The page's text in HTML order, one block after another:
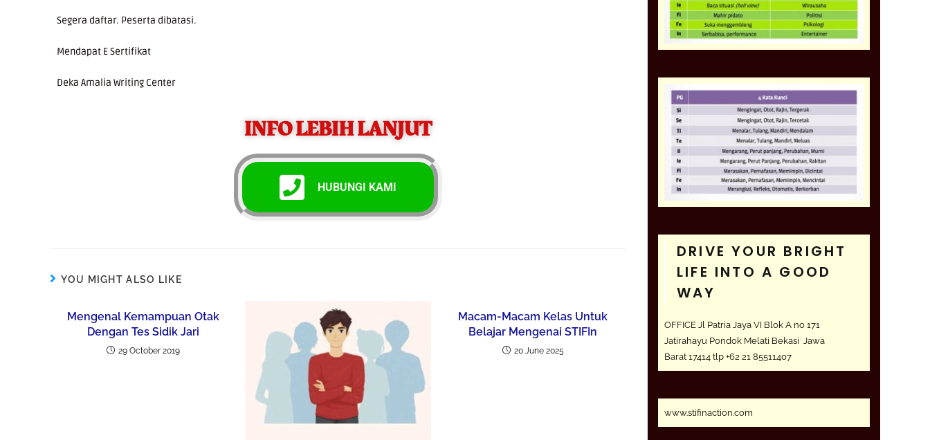
Segera daftar. Peserta dibatasi.
Mendapat E Sertifikat
Deka Amalia Writing Center
INFO LEBIH LANJUT
HUBUNGI KAMI
YOU MIGHT ALSO LIKE
Mengenal Kemampuan Otak
Dengan Tes Sidik Jari
29 October 2019
Macam-Macam Kelas Untuk
Belajar Mengenai STIFIn
20 June 2025
DRIVE YOUR BRIGHT
LIFE INTO A GOOD
WAY
OFFICE Jl Patria Jaya VI Blok A no 171
Jatirahayu Pondok Melati Bekasi Jawa
Barat 17414 tlp +62 21 85511407
www.stifinaction.com